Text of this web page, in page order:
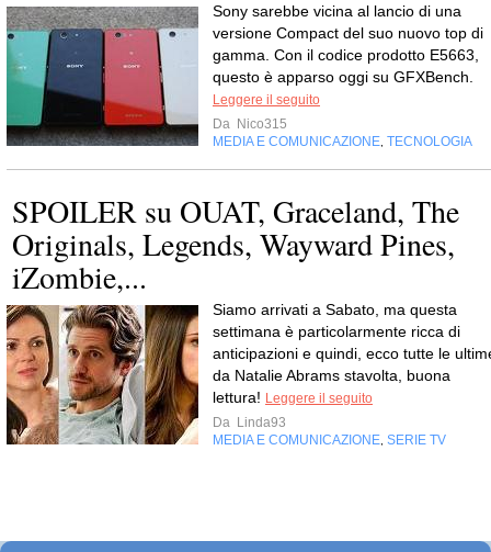
Sony sarebbe vicina al lancio di una
versione Compact del suo nuovo top di
gamma. Con il codice prodotto E5663,
questo è apparso oggi su GFXBench.
Leggere il seguito
Da Nico315
MEDIA E COMUNICAZIONE TECNOLOGIA
SPOILER su OUAT, Graceland, The
Originals, Legends, Wayward Pines,
iZombie,...
Siamo arrivati a Sabato, ma questa
settimana è particolarmente ricca di
anticipazioni e quindi, ecco tutte le
da Natalie Abrams stavolta, buona
lettura! Leggere il seguito
Da Linda93
MEDIA E COMUNICAZIONE SERIE TV